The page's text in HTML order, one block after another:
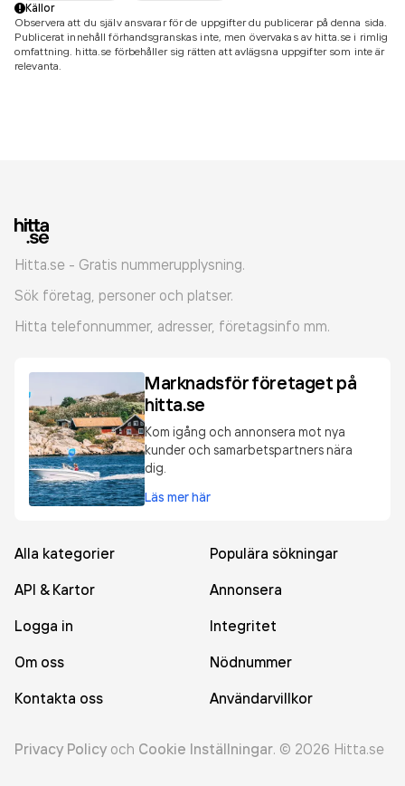
Källor
Observera att du själv ansvarar för de uppgifter du publicerar på denna sida.
Publicerat innehåll förhandsgranskas inte, men övervakas av hitta.se i rimlig
omfattning. hitta.se förbehåller sig rätten att avlägsna uppgifter som inte är
relevanta.
Hitta.se - Gratis nummerupplysning.
Sök företag, personer och platser.
Hitta telefonnummer, adresser, företagsinfo mm.
Marknadsför företaget på
hitta.se
Kom igång och annonsera mot nya
kunder och samarbetspartners nära
dig.
Läs mer här
Alla kategorier
Populära sökningar
API & Kartor
Annonsera
Logga in
Integritet
Om oss
Nödnummer
Kontakta oss
Användarvillkor
Privacy Policy och Cookie Inställningar. © 2026 Hitta.se